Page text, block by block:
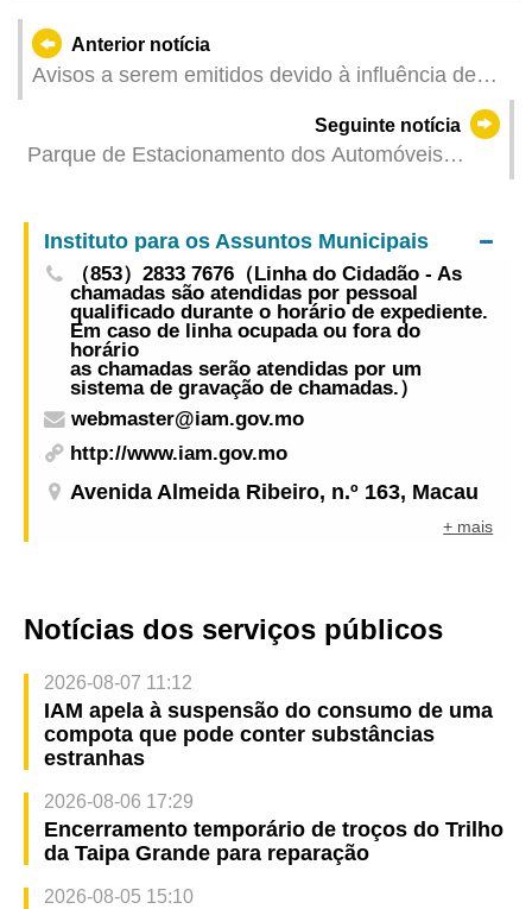
Anterior notícia
Avisos a serem emitidos devido à influência de
Seguinte notícia
Parque de Estacionamento dos Automóveis
Transportes da Barra implementa primeira hora
gratuita
Instituto para os Assuntos Municipais
（853）2833 7676（Linha do Cidadão - As
chamadas são atendidas por pessoal
qualificado durante o horário de expediente.
Em caso de linha ocupada ou fora do
horário
as chamadas serão atendidas por um
sistema de gravação de chamadas.）
webmaster@iam.gov.mo
http://www.iam.gov.mo
Avenida Almeida Ribeiro, n.º 163, Macau
+ mais
Notícias dos serviços públicos
2026-08-07 11:12
IAM apela à suspensão do consumo de uma
compota que pode conter substâncias
estranhas
2026-08-06 17:29
Encerramento temporário de troços do Trilho
da Taipa Grande para reparação
2026-08-05 15:10